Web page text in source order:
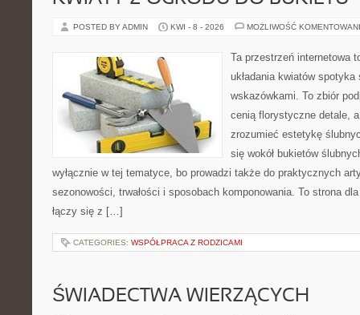
POSTED BY ADMIN KWI - 8 - 2026 MOŻLIWOŚĆ
Ta przestrzeń internetowa
układania kwiatów
wskazówkami. To zbiór
cenią florystyczne detale,
zrozumieć estetykę
się wokół bukietów
wyłącznie w tej tematyce, bo prowadzi także do praktycznych
sezonowości, trwałości i sposobach komponowania. To strona
łączy się z […]
CATEGORIES: WSPÓŁPRACA Z RODZICAMI
ŚWIADECTWA WIERZĄCYCH